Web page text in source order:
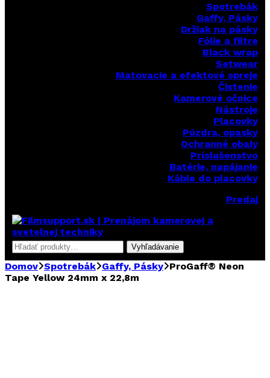
Spotrebák
Gaffy, Pásky
Držiak na pásky
Fólie a filtre
Black wrap
Setwear
Matovacie a efektové spreje
Čistenie
Kamerové očnice
Nástroje
Placovky
Púzdra, opasky
Ochranné obaly
Príslušenstvo
Batérie, napájanie
Káble do placovky
Predaj
Hľadať: Vyhľadávanie
Domov Spotrebák Gaffy, Pásky ProGaff® Neon
Tape Yellow 24mm x 22,8m